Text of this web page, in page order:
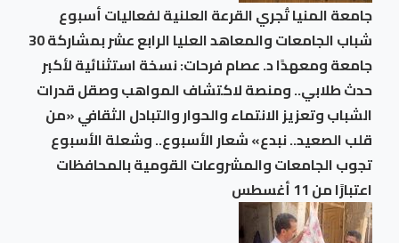
جامعة المنيا تُجري القرعة العلنية لفعاليات أسبوع
شباب الجامعات والمعاهد العليا الرابع عشر بمشاركة 30
جامعة ومعهدًا د. عصام فرحات: نسخة استثنائية لأكبر
حدث طلابي.. ومنصة لاكتشاف المواهب وصقل قدرات
الشباب وتعزيز الانتماء والحوار والتبادل الثقافي «من
قلب الصعيد.. نبدع» شعار الأسبوع.. وشعلة الأسبوع
تجوب الجامعات والمشروعات القومية بالمحافظات
اعتبارًا من 11 أغسطس